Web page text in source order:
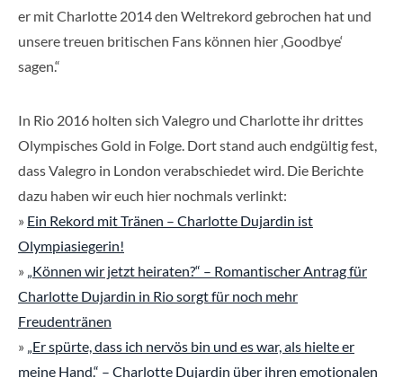
er mit Charlotte 2014 den Weltrekord gebrochen hat und
unsere treuen britischen Fans können hier ‚Goodbye‘
sagen.“
In Rio 2016 holten sich Valegro und Charlotte ihr drittes
Olympisches Gold in Folge. Dort stand auch endgültig fest,
dass Valegro in London verabschiedet wird. Die Berichte
dazu haben wir euch hier nochmals verlinkt:
» Ein Rekord mit Tränen – Charlotte Dujardin ist
Olympiasiegerin!
» „Können wir jetzt heiraten?“ – Romantischer Antrag für
Charlotte Dujardin in Rio sorgt für noch mehr
Freudentränen
» „Er spürte, dass ich nervös bin und es war, als hielte er
meine Hand.“ – Charlotte Dujardin über ihren emotionalen